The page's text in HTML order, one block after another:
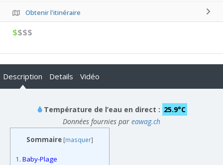
Obtenir l'itinéraire
$$$$
Description Details Vidéo
Température de l’eau en direct : 25.9°C
Données fournies par eawag.ch
Sommaire [masquer]
1. Baby-Plage